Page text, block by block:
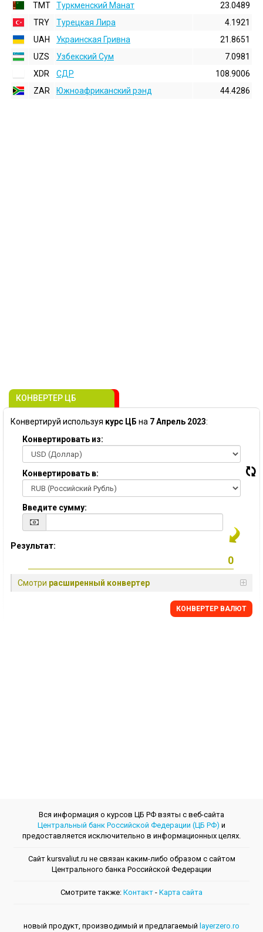
TMT
Туркменский Манат
23.0489
TRY
Турецкая Лира
4.1921
UAH
Украинская Гривна
21.8651
UZS
Узбекский Сум
7.0981
XDR
СДР
108.9006
ZAR
Южноафриканский рэнд 44.4286
КОНВЕРТЕР ЦБ
Конвертируй используя курс ЦБ на 7 Апрель 2023:
Конвертировать из:
Конвертировать в:
Введите сумму:
Результат:
Смотри расширенный конвертер
КОНВЕРТЕР ВАЛЮТ
Вся информация о курсов ЦБ РФ взяты с веб-сайта
Центральный банк Российской Федерации (ЦБ РФ) и
предоставляется исключительно в информационных целях.
Сайт kursvaliut.ru не связан каким-либо образом с сайтом
Центрального банкa Российской Федерации
Смотрите также: Контакт - Kарта сайта
новый продукт, производимый и предлагаемый layerzero.ro